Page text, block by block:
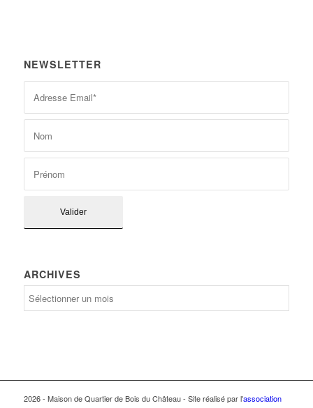
NEWSLETTER
ARCHIVES
2026 - Maison de Quartier de Bois du Château - Site réalisé par l'association